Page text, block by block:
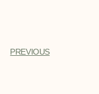
PREVIOUS